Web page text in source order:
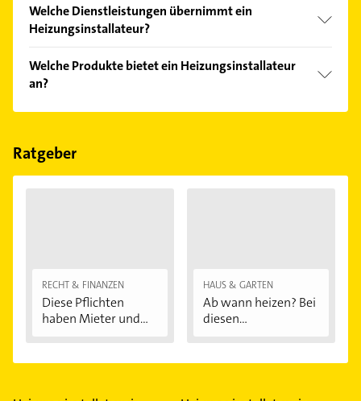
Bitte beachten Sie, dass diese an Sonn- und
Feiertagen abweichen können.
Welche Dienstleistungen übernimmt ein
Heizungsinstallateur?
Heizungseinbau.
Welche Produkte bietet ein Heizungsinstallateur
an?
Das Angebot umfasst unter anderem Klimatechnik
Ratgeber
RECHT & FINANZEN
Diese Pflichten
haben Mieter und...
HAUS & GARTEN
Ab wann heizen? Bei
diesen